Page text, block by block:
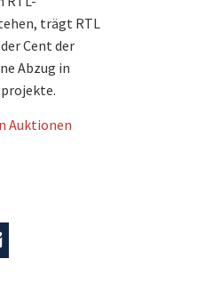
Anders
„Ewig mit Euch“
Abzug von
Kinder
trägt RTL
Cent der
Abzug in
Auktionen